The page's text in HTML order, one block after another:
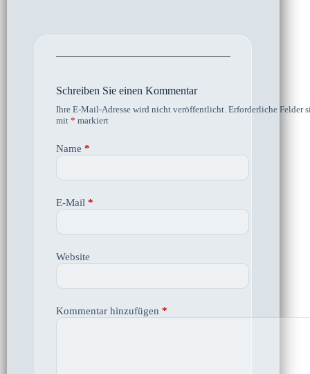
Schreiben Sie einen Kommentar
Ihre E-Mail-Adresse wird nicht veröffentlicht. Erforderliche Felder
mit * markiert
Name *
E-Mail *
Website
Kommentar hinzufügen *